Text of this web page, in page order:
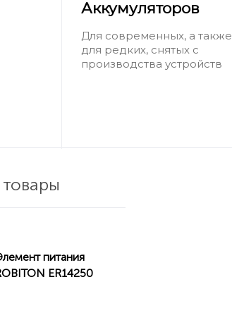
Аккумуляторов
Для современных, а также
для редких, снятых с
производства устройств
питания
ER14250